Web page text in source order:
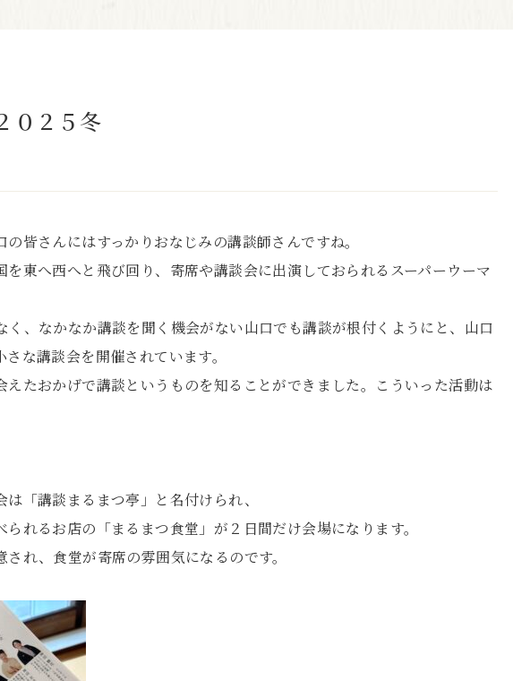
０２５冬
皆さんにはすっかりおなじみの講談師さんですね。
を東へ西へと飛び回り、寄席や講談会に出演しておられるスーパーウーマ
く、なかなか講談を聞く機会がない山口でも講談が根付くようにと、山口
な講談会を開催されています。
えたおかげで講談というものを知ることができました。こういった活動は
「講談まるまつ亭」と名付けられ、
れるお店の「まるまつ食堂」が２日間だけ会場になります。
れ、食堂が寄席の雰囲気になるのです。